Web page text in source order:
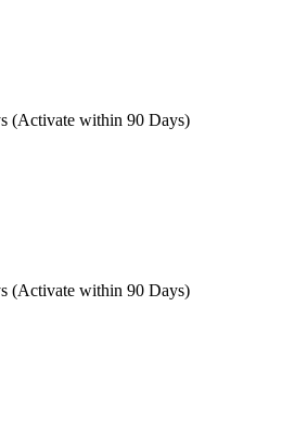
(Activate within 90 Days)
(Activate within 90 Days)